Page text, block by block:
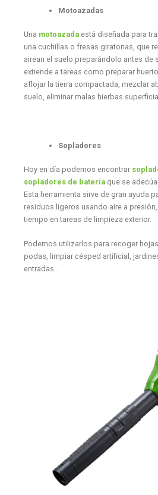
Motoazadas
Una motoazadaestá diseñada para
una cuchillas o fresas giratorias, que
airean el suelo preparándolo antes de
extiende a tareas como preparar
aflojar la tierra compactada, mezclar
suelo, eliminar malas hierbas
Sopladores
Hoy en día podemos encontrar
sopladores de bateríaque se
Esta herramienta sirve de gran ayuda
residuos ligeros usando aire a
tiempo en tareas de limpieza exterior.
Podemos utilizarlos para recoger
podas, limpiar césped artificial,
entradas…